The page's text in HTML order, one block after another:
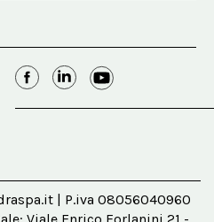
| P.iva 08056040960